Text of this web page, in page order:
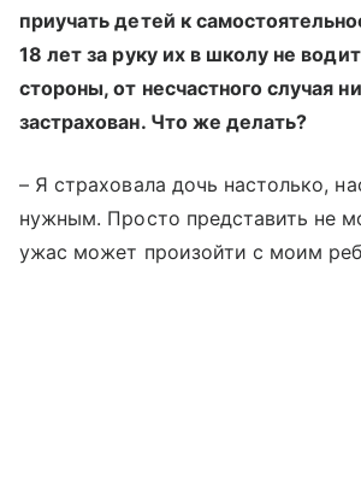
приучать детей к
18 лет за руку их в школу не
стороны, от несчастного случая
застрахован. Что же делать?
– Я страховала дочь настолько,
нужным. Просто представить не
ужас может произойти с моим